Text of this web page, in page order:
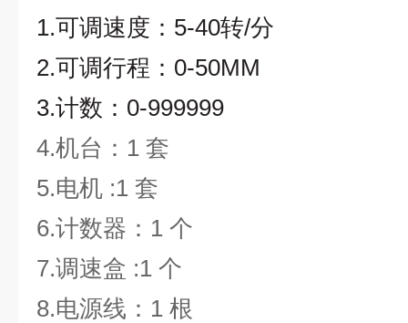
1.可调速度：5-40转/分
2.可调行程：0-50MM
3.计数：0-999999
4.机台：1 套
5.电机 :1 套
6.计数器： 1 个
7.调速盒 :1 个
8.电源线： 1 根